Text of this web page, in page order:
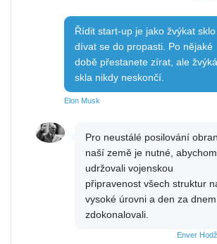
Řídit start-up je jako žvýkat sklo
dívat se do propasti. Po nějaké
době přestanete zírat, ale
skla nikdy neskončí.
Elon Musk
Pro neustálé posilování
naší země je nutné, abychom
udržovali vojenskou
připravenost všech struktur
vysoké úrovni a den za
zdokonalovali.
Enver